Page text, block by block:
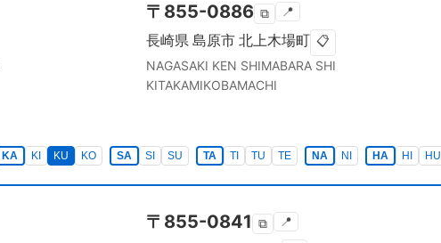
〒 855-0886 ⧉ 📍
長崎県 島原市 北上木場町 📋
NAGASAKI KEN SHIMABARA SHI
KITAKAMIKOBAMACHI
KA KI KU KO SA SI SU TA TI TU TE NA NI HA HI HU
〒 855-0841 ⧉ 📍